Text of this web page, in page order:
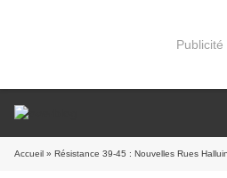
Publicité
Accueil » Résistance 39-45 : Nouvelles Rues Halluinoises (Allée Pierre Hachin :